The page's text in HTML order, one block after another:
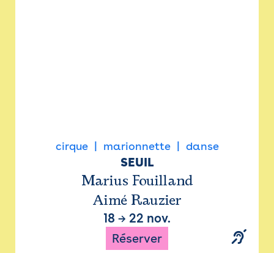
cirque marionnette danse
SEUIL
Marius Fouilland
Aimé Rauzier
18 → 22 nov.
Réserver